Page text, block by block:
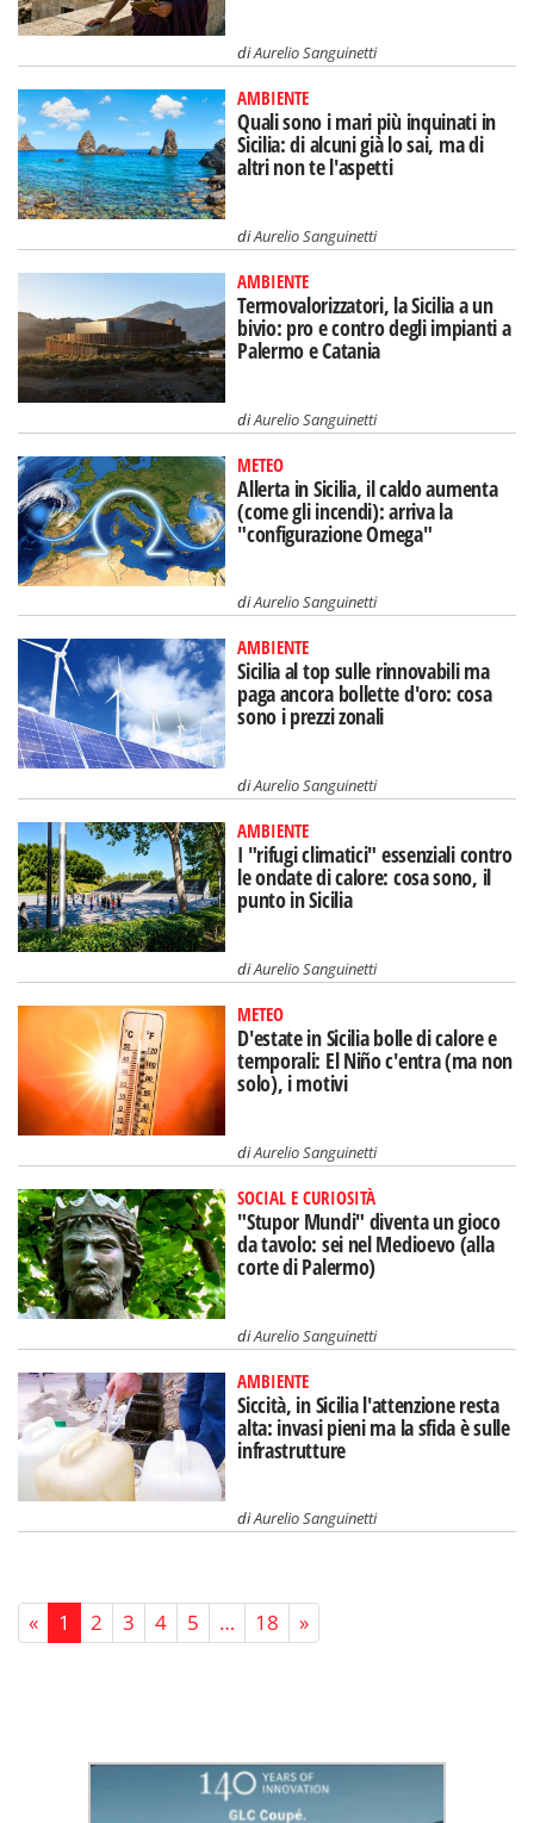
diAurelio Sanguinetti
AMBIENTE
Quali sono i mari più inquinati in
Sicilia: di alcuni già lo sai, ma di
altri non te l'aspetti
diAurelio Sanguinetti
AMBIENTE
Termovalorizzatori, la Sicilia a un
bivio: pro e contro degli impianti a
Palermo e Catania
diAurelio Sanguinetti
METEO
Allerta in Sicilia, il caldo aumenta
(come gli incendi): arriva la
"configurazione Omega"
diAurelio Sanguinetti
AMBIENTE
Sicilia al top sulle rinnovabili ma
paga ancora bollette d'oro: cosa
sono i prezzi zonali
diAurelio Sanguinetti
AMBIENTE
I "rifugi climatici" essenziali contro
le ondate di calore: cosa sono, il
punto in Sicilia
diAurelio Sanguinetti
METEO
D'estate in Sicilia bolle di calore e
temporali: El Niño c'entra (ma non
solo), i motivi
diAurelio Sanguinetti
SOCIAL E CURIOSITÀ
"Stupor Mundi" diventa un gioco
da tavolo: sei nel Medioevo (alla
corte di Palermo)
diAurelio Sanguinetti
AMBIENTE
Siccità, in Sicilia l'attenzione resta
alta: invasi pieni ma la sfida è sulle
infrastrutture
diAurelio Sanguinetti
« 1 2 3 4 5 … 18 »